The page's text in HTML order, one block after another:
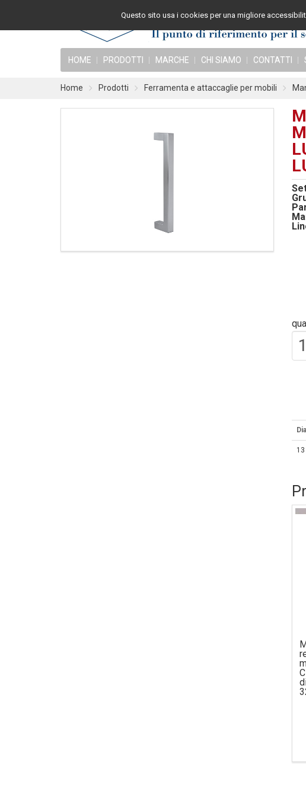
HOME PRODOTTI MARCHE CHI SIAMO CONTATTI
Home Prodotti Ferramenta e attaccaglie per mobili
Questo sito usa i cookies per una migliore